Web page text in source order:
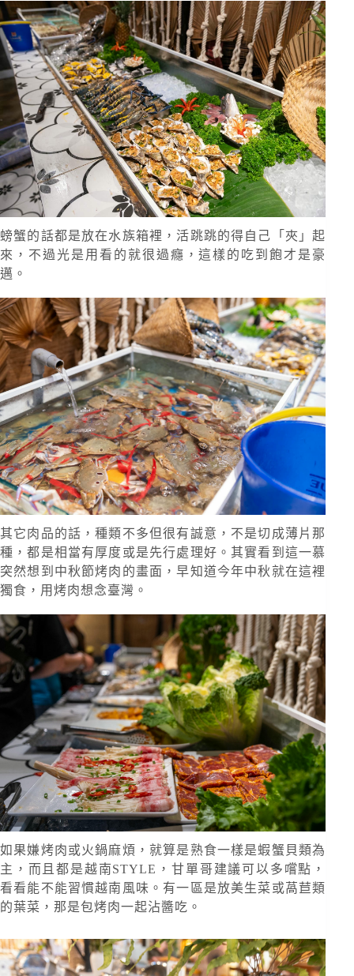
螃蟹的話都是放在水族箱裡，活跳跳的得自己「夾」起
來，不過光是用看的就很過癮，這樣的吃到飽才是豪
邁。
其它肉品的話，種類不多但很有誠意，不是切成薄片那
種，都是相當有厚度或是先行處理好。其實看到這一慕
突然想到中秋節烤肉的畫面，早知道今年中秋就在這裡
獨食，用烤肉想念臺灣。
如果嫌烤肉或火鍋麻煩，就算是熟食一樣是蝦蟹貝類為
主，而且都是越南STYLE，甘單哥建議可以多嚐點，
看看能不能習慣越南風味。有一區是放美生菜或萵苣類
的葉菜，那是包烤肉一起沾醬吃。